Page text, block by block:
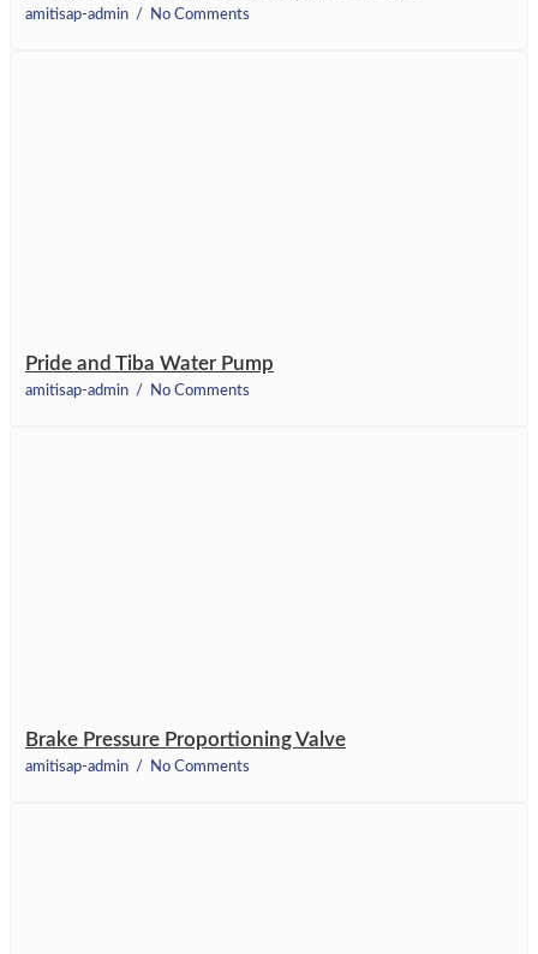
amitisap-admin No Comments
Pride and Tiba Water Pump
amitisap-admin No Comments
Brake Pressure Proportioning Valve
amitisap-admin No Comments